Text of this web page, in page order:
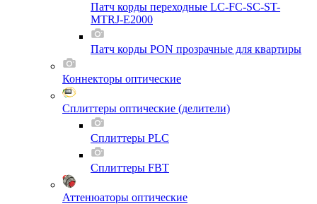
Патч корды переходные LC-FC-SC-ST-
MTRJ-E2000
Патч корды PON прозрачные для квартиры
Коннекторы оптические
Сплиттеры оптические (делители)
Сплиттеры PLC
Сплиттеры FBT
Аттенюаторы оптические